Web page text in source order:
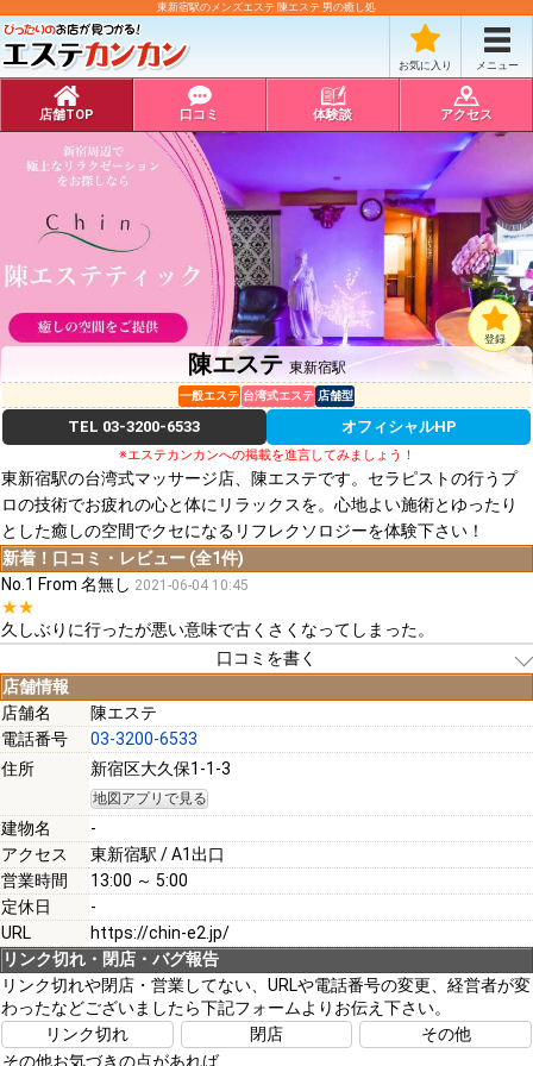
東新宿駅のメンズエステ 陳エステ 男の癒し処
お気に入り メニュー
店舗TOP 口コミ 体験談 アクセス
陳エステ 東新宿駅
登録
一般エステ 台湾式エステ 店舗型
TEL 03-3200-6533 オフィシャルHP
※エステカンカンへの掲載を進言してみましょう！
東新宿駅の台湾式マッサージ店、陳エステです。セラピストの行うプ
ロの技術でお疲れの心と体にリラックスを。心地よい施術とゆったり
とした癒しの空間でクセになるリフレクソロジーを体験下さい！
新着！口コミ・レビュー (全1件)
No.1 From 名無し 2021-06-04 10:45
★★
久しぶりに行ったが悪い意味で古くさくなってしまった。
口コミを書く
[必須]
[必須]
[必須]
注意事項
店舗情報
店舗名
陳エステ
電話番号
03-3200-6533
住所
新宿区大久保1-1-3
地図アプリで見る
建物名
-
アクセス
東新宿駅 / A1出口
営業時間
13:00 ～ 5:00
定休日
-
URL
https://chin-e2.jp/
リンク切れ・閉店・バグ報告
リンク切れや閉店・営業してない、URLや電話番号の変更、経営者が変
わったなどございましたら下記フォームよりお伝え下さい。
リンク切れ
閉店
その他
その他お気づきの点があれば